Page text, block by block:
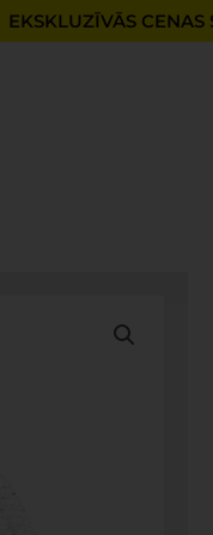
EKSKLUZĪVĀS